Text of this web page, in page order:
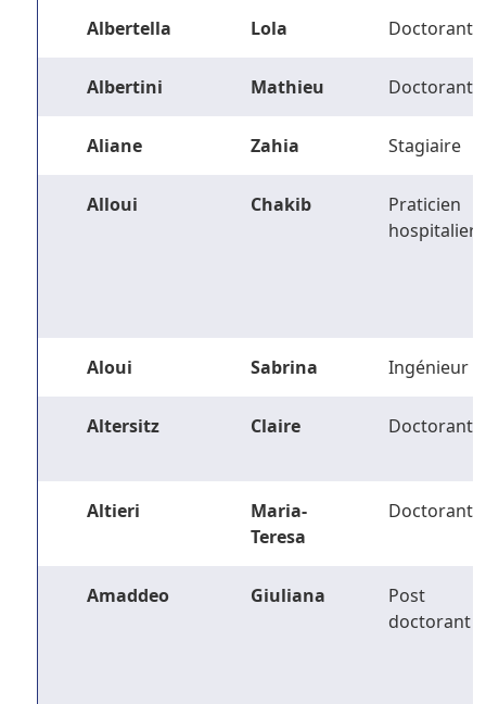
Albertella Lola Doctorant
Albertini Mathieu Doctorant
Aliane Zahia Stagiaire
Alloui Chakib
Praticien
hospitalier
Aloui Sabrina Ingénieur
Altersitz Claire Doctorant
Altieri
Maria-
Teresa
Doctorant
Amaddeo Giuliana
Post
doctorant